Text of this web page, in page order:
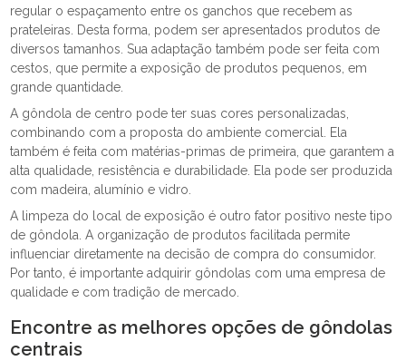
regular o espaçamento entre os ganchos que recebem as
prateleiras. Desta forma, podem ser apresentados produtos de
diversos tamanhos. Sua adaptação também pode ser feita com
cestos, que permite a exposição de produtos pequenos, em
grande quantidade.
A gôndola de centro pode ter suas cores personalizadas,
combinando com a proposta do ambiente comercial. Ela
também é feita com matérias-primas de primeira, que garantem a
alta qualidade, resistência e durabilidade. Ela pode ser produzida
com madeira, alumínio e vidro.
A limpeza do local de exposição é outro fator positivo neste tipo
de gôndola. A organização de produtos facilitada permite
influenciar diretamente na decisão de compra do consumidor.
Por tanto, é importante adquirir gôndolas com uma empresa de
qualidade e com tradição de mercado.
Encontre as melhores opções de gôndolas
centrais